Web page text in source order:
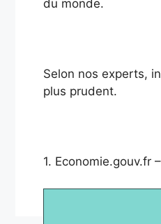
du monde.
Selon nos experts,
plus prudent.
1. Economie.gouv.fr